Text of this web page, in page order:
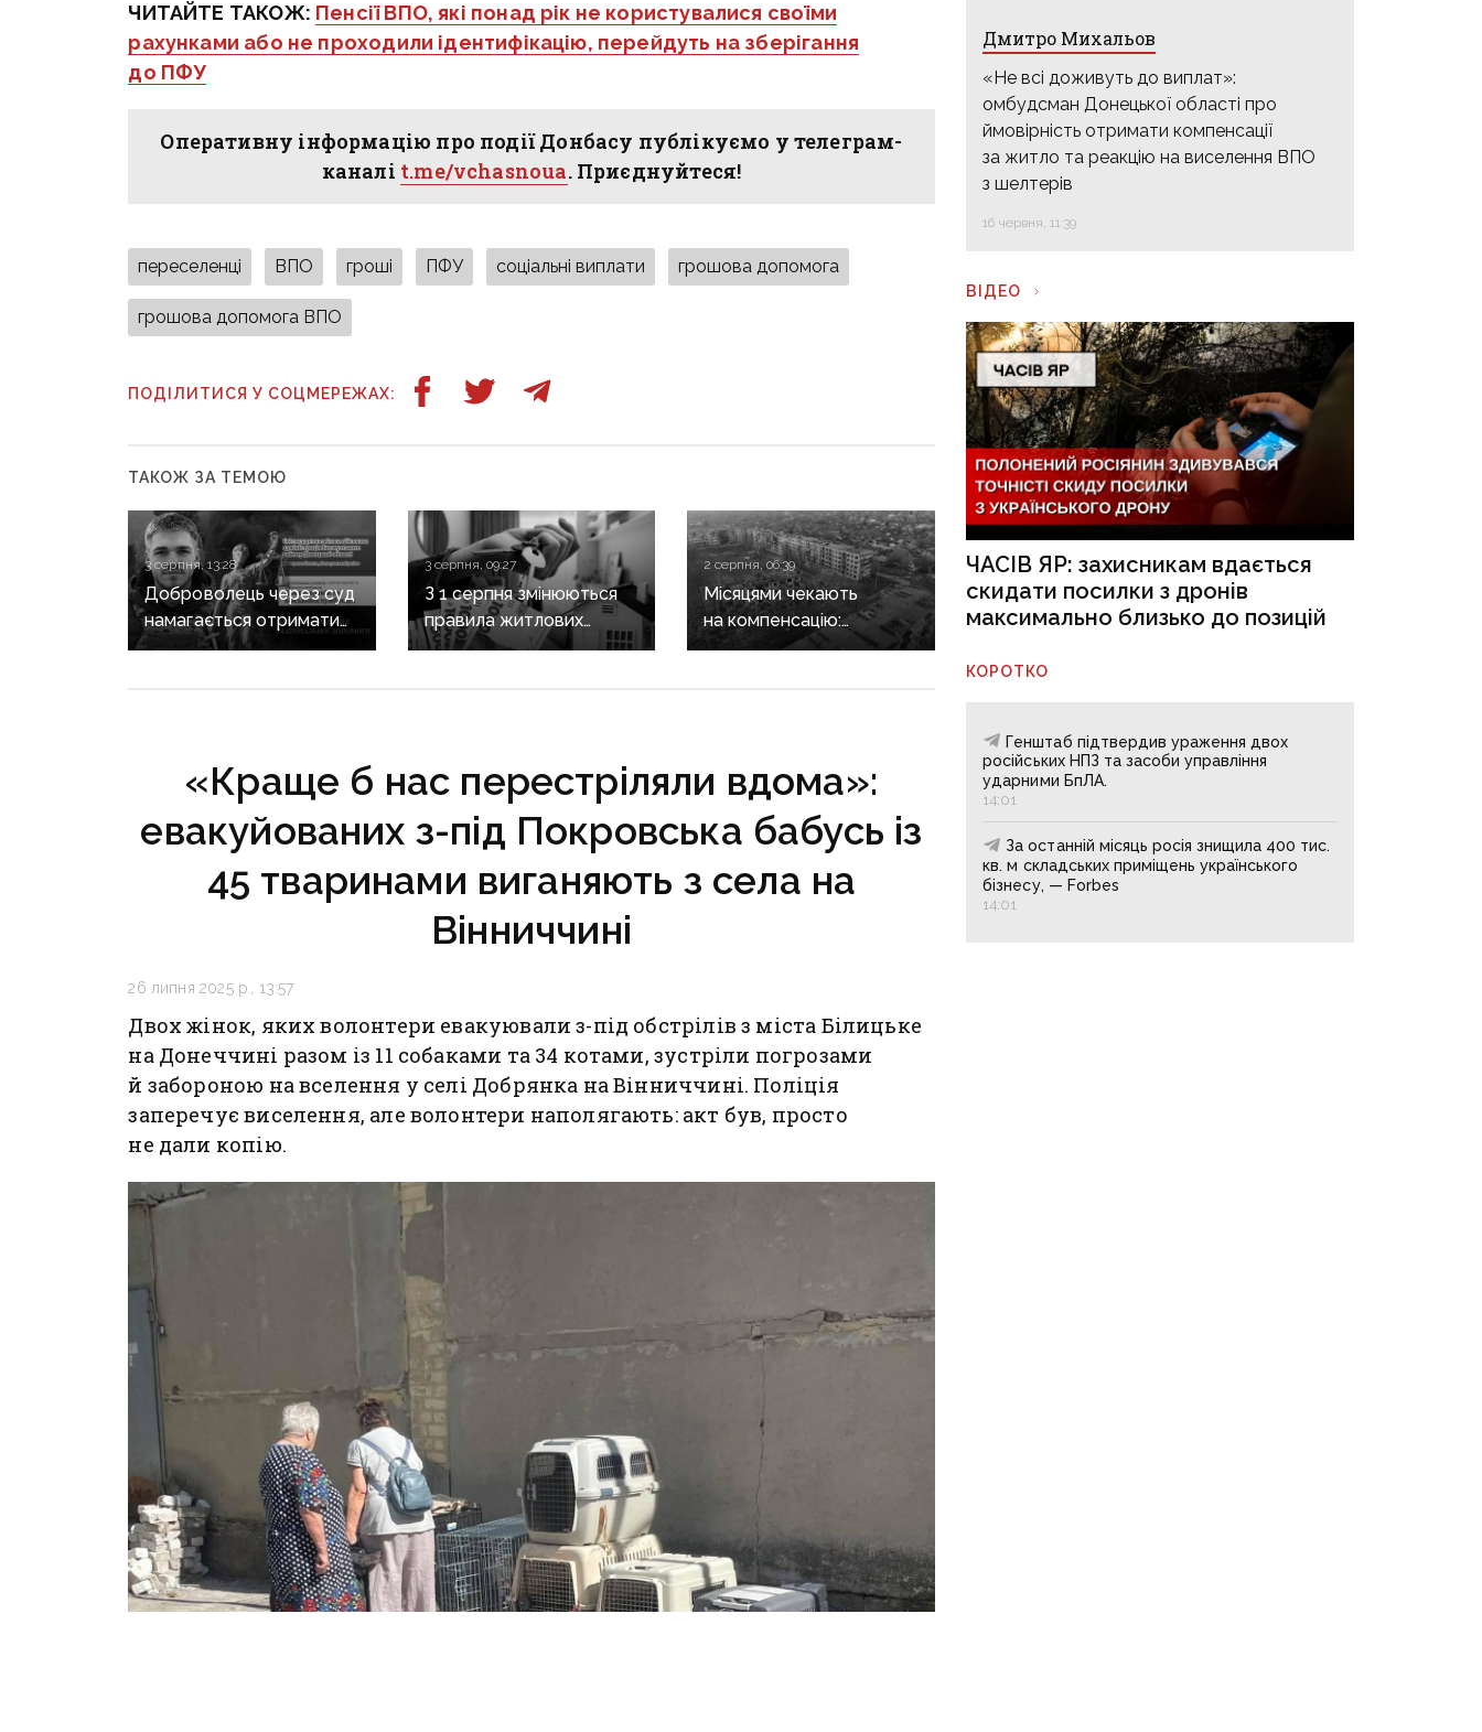
ЧИТАЙТЕ ТАКОЖ: Пенсії ВПО, які понад рік не користувалися своїми
рахунками або не проходили ідентифікацію, перейдуть на зберігання
до ПФУ
Оперативну інформацію про події Донбасу публікуємо у телеграм-
каналі t.me/vchasnoua. Приєднуйтеся!
переселенці ВПО гроші ПФУ соціальні виплати грошова допомога
грошова допомога ВПО
ПОДІЛИТИСЯ У СОЦМЕРЕЖАХ:
ТАКОЖ ЗА ТЕМОЮ
3 серпня, 13:28
Доброволець через суд
намагається отримати
допомогу від
3 серпня, 09:27
З 1 серпня змінюються
правила житлових
ваучерів для ВПО: кого
2 серпня, 06:39
Місяцями чекають
на компенсацію:
Лубінець заявив про
«Краще б нас перестріляли вдома»:
евакуйованих з-під Покровська бабусь із
45 тваринами виганяють з села на
Вінниччині
26 липня 2025 р., 13:57
Двох жінок, яких волонтери евакуювали з-під обстрілів з міста Білицьке
на Донеччині разом із 11 собаками та 34 котами, зустріли погрозами
й забороною на вселення у селі Добрянка на Вінниччині. Поліція
заперечує виселення, але волонтери наполягають: акт був, просто
не дали копію.
Дмитро Михальов
«Не всі доживуть до виплат»:
омбудсман Донецької області про
ймовірність отримати компенсації
за житло та реакцію на виселення ВПО
з шелтерів
16 червня, 11:39
ВІДЕО
ЧАСІВ ЯР: захисникам вдається
скидати посилки з дронів
максимально близько до позицій
КОРОТКО
Генштаб підтвердив ураження двох
російських НПЗ та засоби управління
ударними БпЛА.
14:01
За останній місяць росія знищила 400 тис.
кв. м складських приміщень українського
бізнесу, — Forbes
14:01